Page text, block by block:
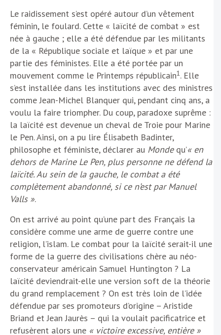
Le raidissement s’est opéré autour d’un vêtement
féminin, le foulard. Cette « laïcité de combat » est
née à gauche ; elle a été défendue par les militants
de la « République sociale et laïque » et par une
partie des féministes. Elle a été portée par un
mouvement comme le Printemps républicain1 . Elle
s’est installée dans les institutions avec des ministres
comme Jean-Michel Blanquer qui, pendant cinq ans, a
voulu la faire triompher. Du coup, paradoxe suprême :
la laïcité est devenue un cheval de Troie pour Marine
le Pen. Ainsi, on a pu lire Élisabeth Badinter,
philosophe et féministe, déclarer au Mondequ’« en
dehors de Marine Le Pen, plus personne ne défend la
laïcité. Au sein de la gauche, le combat a été
complètement abandonné, si ce n’est par Manuel
Valls ».
On est arrivé au point qu’une part des Français la
considère comme une arme de guerre contre une
religion, l’islam. Le combat pour la laïcité serait-il une
forme de la guerre des civilisations chère au néo-
conservateur américain Samuel Huntington ? La
laïcité deviendrait-elle une version soft de la théorie
du grand remplacement ? On est très loin de l’idée
défendue par ses promoteurs d’origine – Aristide
Briand et Jean Jaurès – qui la voulait pacificatrice et
refusèrent alors une « victoire excessive, entière »